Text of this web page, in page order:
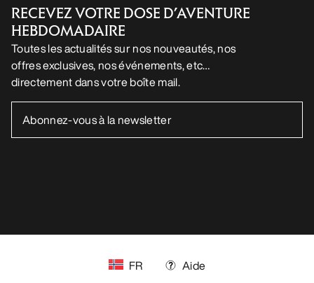
RECEVEZ VOTRE DOSE D’AVENTURE
HEBDOMADAIRE
Toutes les actualités sur nos nouveautés, nos
offres exclusives, nos événements, etc…
directement dans votre boîte mail.
FR Aide